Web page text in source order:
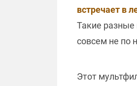
встречает в
Такие
совсем не по
Этот